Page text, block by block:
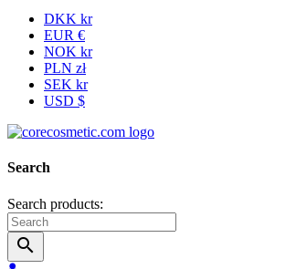
DKK kr
EUR €
NOK kr
PLN zł
SEK kr
USD $
Search
Search products:
search